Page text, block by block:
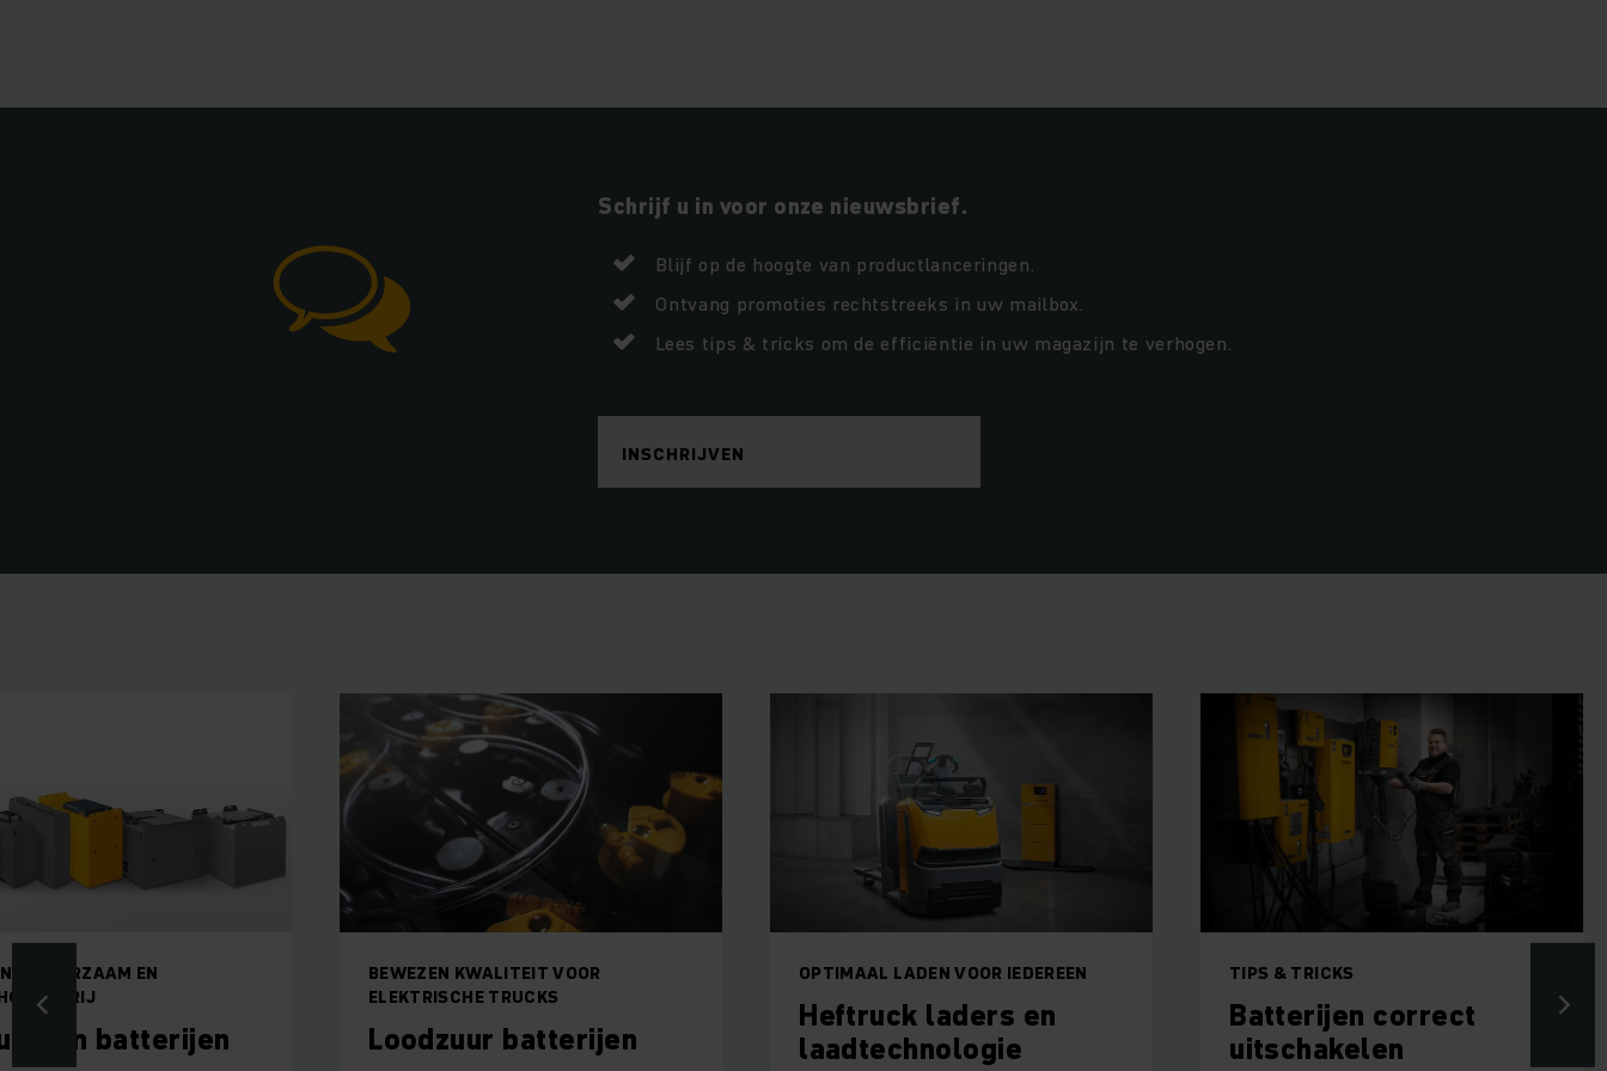
Schrijf u in voor onze nieuwsbrief.
Blijf op de hoogte van productlanceringen.
Ontvang promoties rechtstreeks in uw mailbox.
Lees tips & tricks om de efficiëntie in uw magazijn te verhogen.
INSCHRIJVEN
DUURZAAM EN
ion batterijen
BEWEZEN KWALITEIT VOOR
ELEKTRISCHE TRUCKS
Loodzuur batterijen
OPTIMAAL LADEN VOOR IEDEREEN
Heftruck laders en
laadtechnologie
TIPS & TRICKS
Batterijen correct
uitschakelen